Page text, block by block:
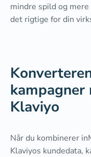
mindre spild og
det rigtige for din
kampagner
Klaviyo
Når du kombinerer
Klaviyos kundedata,